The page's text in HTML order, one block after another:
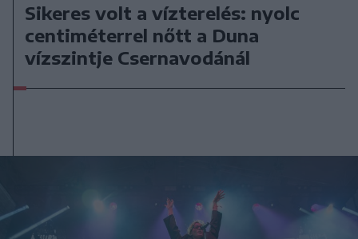
Sikeres volt a vízterelés: nyolc
centiméterrel nőtt a Duna
vízszintje Csernavodánál